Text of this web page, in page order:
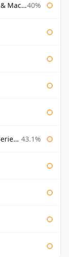
40%
Malt 43.1%